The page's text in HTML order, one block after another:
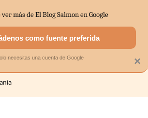
DOMÉSTICA MERCADOS
×
ver más de El Blog Salmon en Google
como fuente preferida
necesitas una cuenta de Google